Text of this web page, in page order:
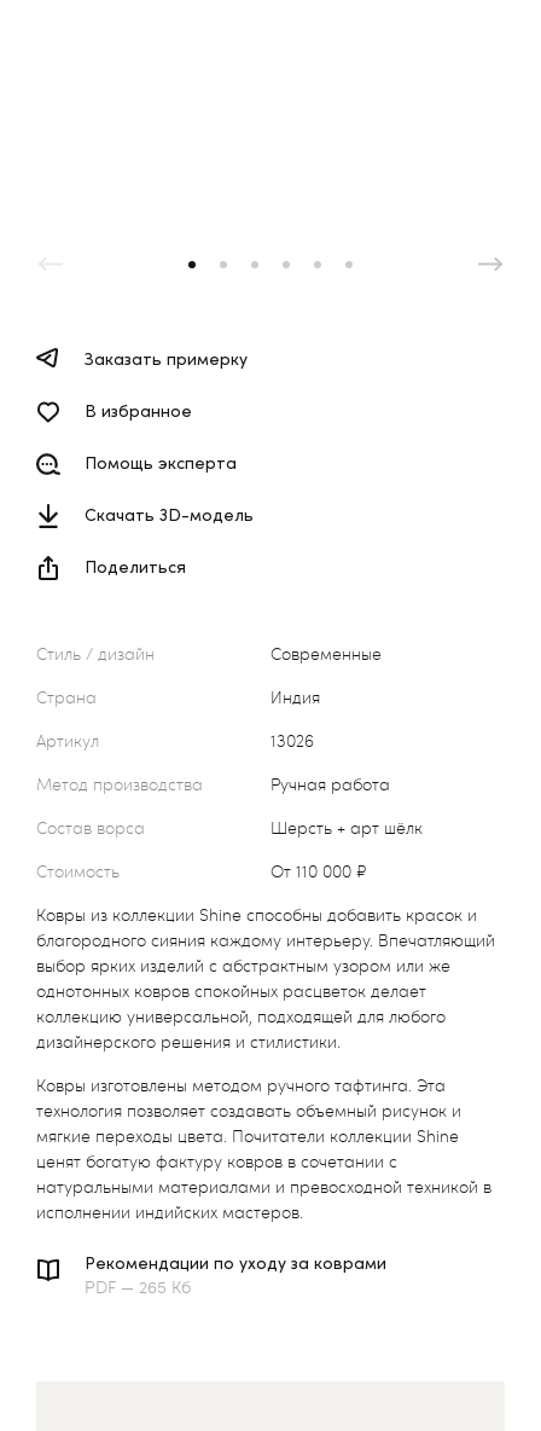
Стиль / дизайн
Современные
Страна
Индия
Артикул
13026
Метод производства
Ручная работа
Состав ворса
Шерсть + арт шёлк
Стоимость
от 110 000 ₽
Ковры из коллекции Shine способны добавить красок и
благородного сияния каждому интерьеру. Впечатляющий
выбор ярких изделий с абстрактным узором или же
однотонных ковров спокойных расцветок делает
коллекцию универсальной, подходящей для любого
дизайнерского решения и стилистики.
Ковры изготовлены методом ручного тафтинга. Эта
технология позволяет создавать объемный рисунок и
мягкие переходы цвета. Почитатели коллекции Shine
ценят богатую фактуру ковров в сочетании с
натуральными материалами и превосходной техникой в
исполнении индийских мастеров.
Рекомендации по уходу за коврами
PDF — 265 Кб
Заказать примерку
В избранное
Помощь эксперта
Скачать 3D-модель
Поделиться